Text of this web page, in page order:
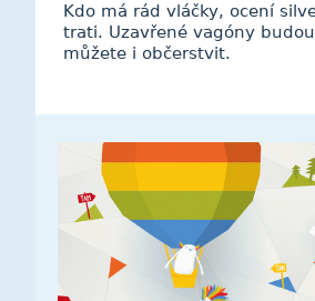
Kdo má rád vláčky, ocení
trati. Uzavřené vagóny
můžete i občerstvit.